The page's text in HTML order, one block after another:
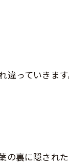
っていきます
の裏に隠された